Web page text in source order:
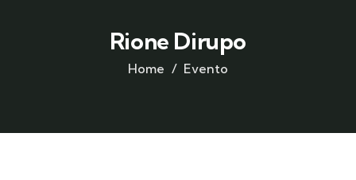
Rione Dirupo
Home Evento